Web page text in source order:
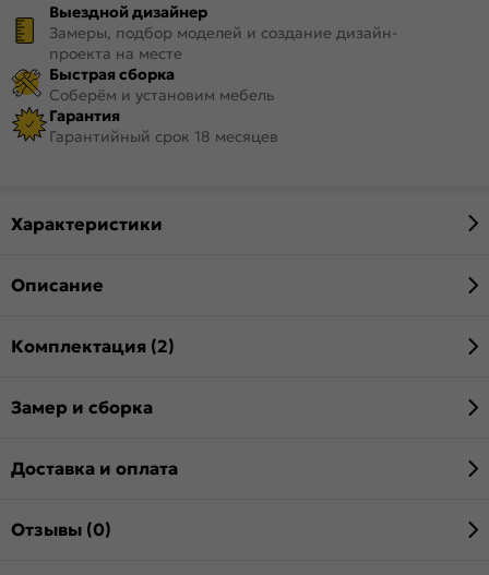
Выездной дизайнер
Замеры, подбор моделей и создание дизайн-
проекта на месте
Быстрая сборка
Соберём и установим мебель
Гарантия
Гарантийный срок 18 месяцев
Характеристики
Описание
Комплектация (2)
Замер и сборка
Доставка и оплата
Отзывы (0)